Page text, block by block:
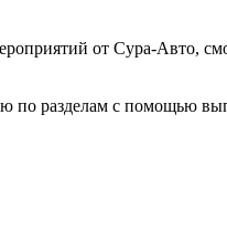
от Сура-Авто,
по разделам с помощью